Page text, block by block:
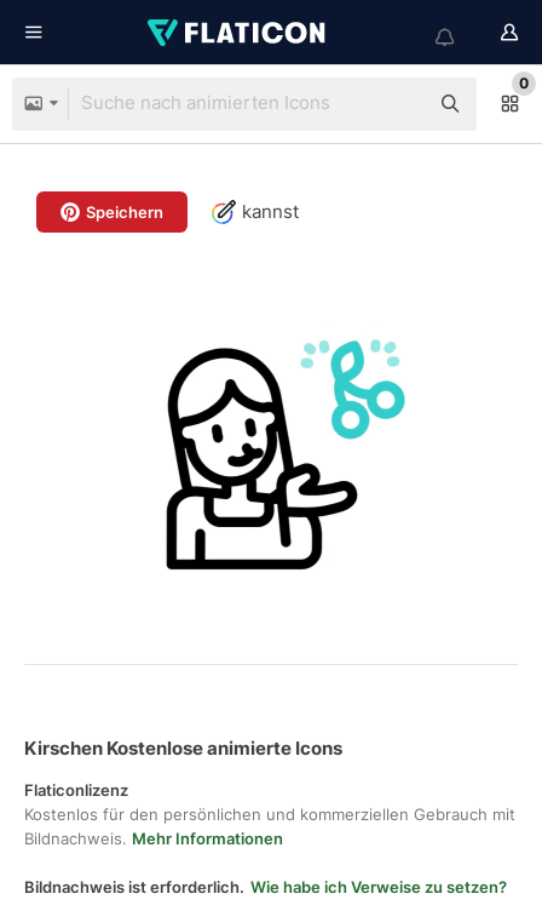
0
Speichern kannst
Kirschen Kostenlose animierte Icons
Flaticonlizenz
Kostenlos für den persönlichen und kommerziellen Gebrauch mit
Bildnachweis. Mehr Informationen
Bildnachweis ist erforderlich. Wie habe ich Verweise zu setzen?